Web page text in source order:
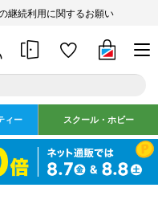
継続利用に関するお願い
ィー スクール・ホビー